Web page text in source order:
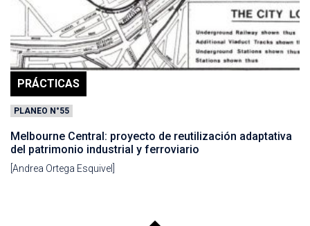
PRÁCTICAS
PLANEO N°55
Melbourne Central: proyecto de reutilización adaptativa
del patrimonio industrial y ferroviario
[Andrea Ortega Esquivel]